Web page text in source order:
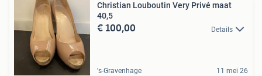
Christian Louboutin Very Privé maat
40,5
€ 100,00 Details
's-Gravenhage 11 mei 26